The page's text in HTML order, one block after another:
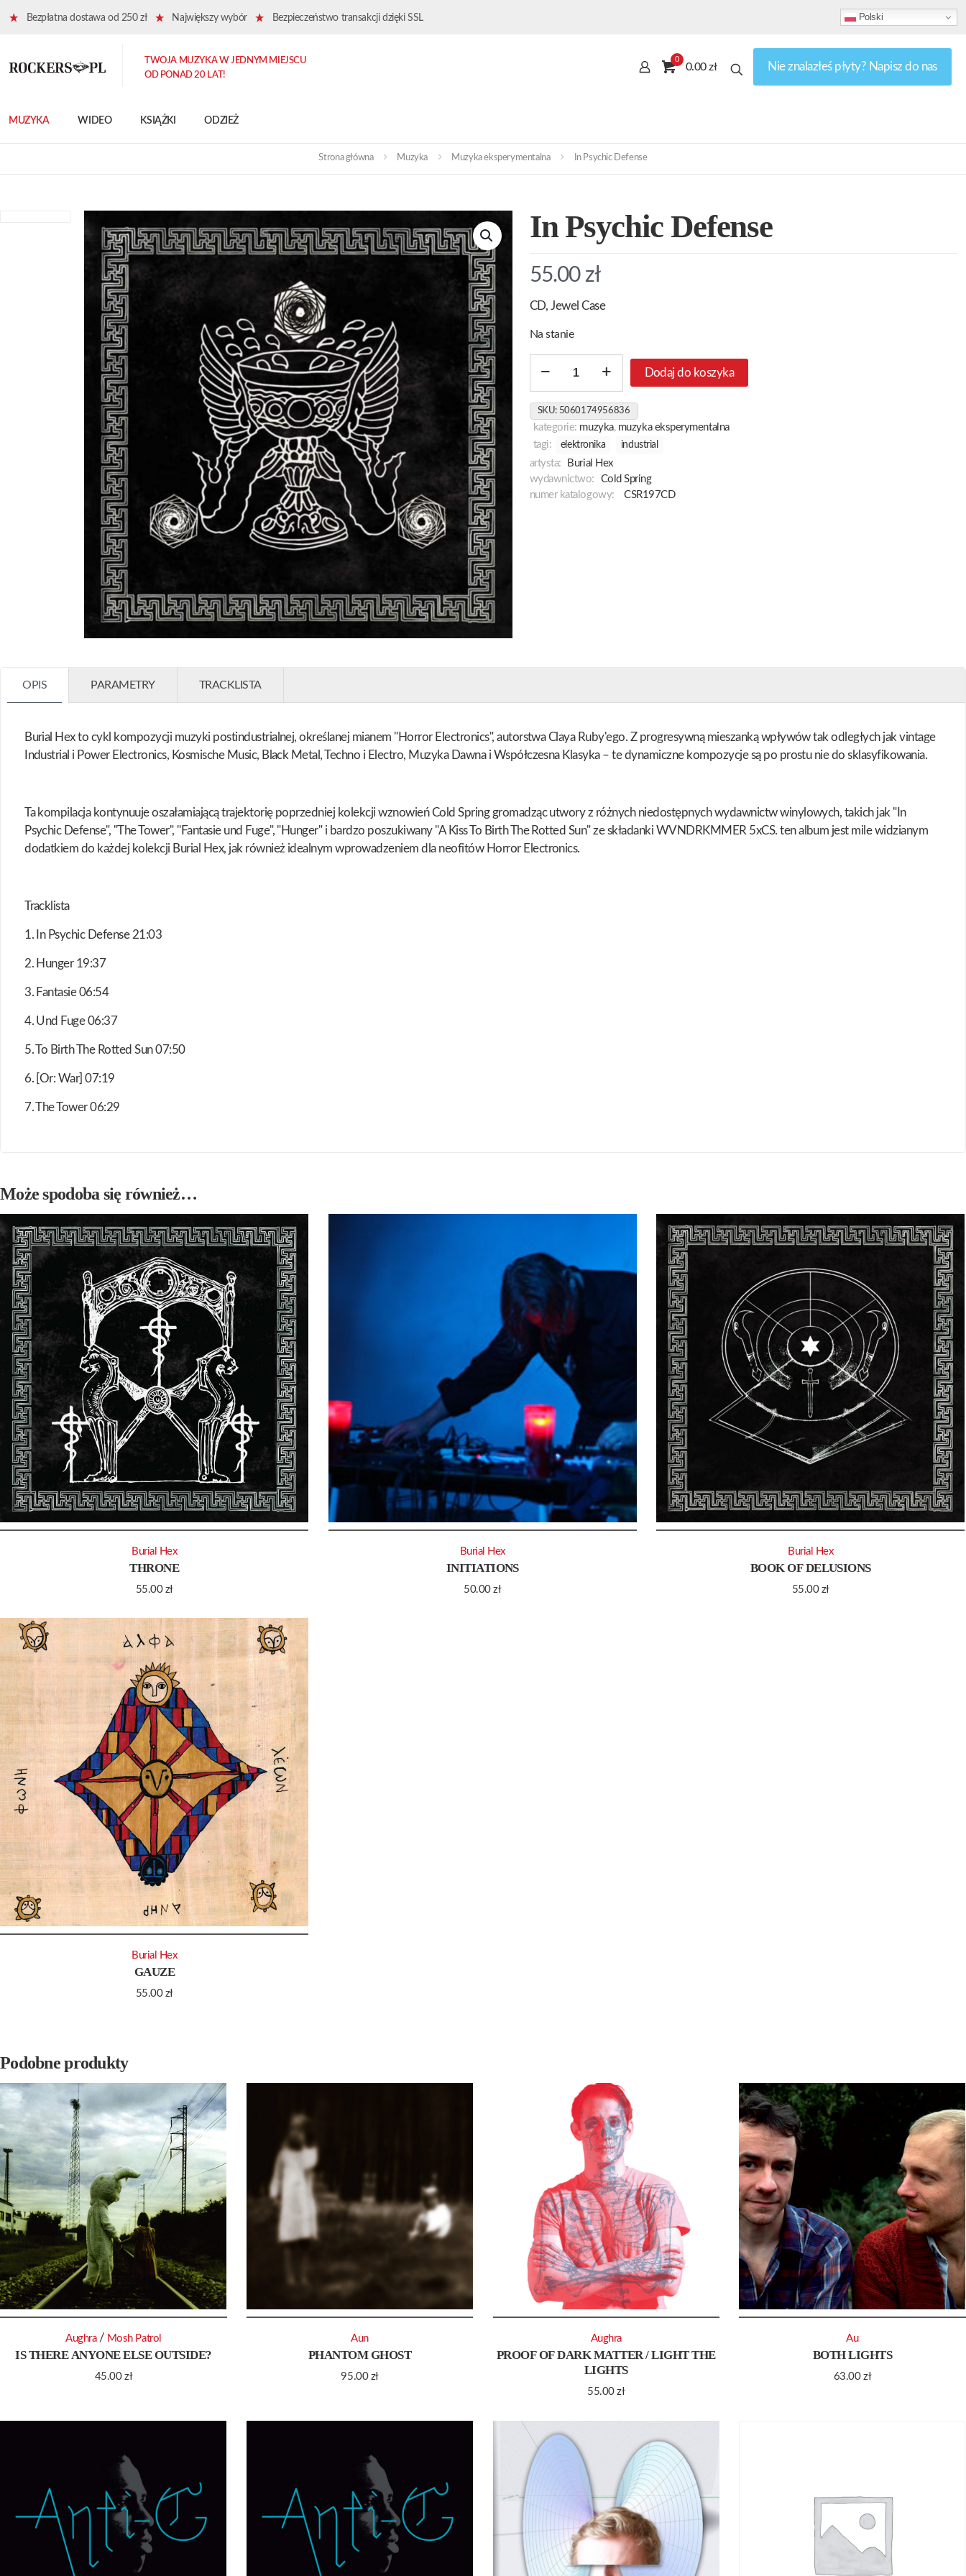
Bezpłatna dostawa od 250 zł Największy wybór Bezpieczeństwo transakcji dzięki SSL Polski
MUZYKA WIDEO KSIĄŻKI ODZIEŻ
TWOJA MUZYKA W JEDNYM MIEJSCU
OD PONAD 20 LAT!
0
0.00 zł Nie znalazłeś płyty? Napisz do nas
Strona główna Muzyka Muzyka eksperymentalna In Psychic Defense
In Psychic Defense
55.00 zł
CD, Jewel Case
Na stanie
Defense
Dodaj do koszyka
SKU: 5060174956836
kategorie: muzyka, muzyka eksperymentalna
tagi:
elektronika industrial
artysta:
Burial Hex
wydawnictwo:
Cold Spring
numer katalogowy:
CSR197CD
OPIS PARAMETRY TRACKLISTA
Burial Hex to cykl kompozycji muzyki postindustrialnej, określanej mianem "Horror Electronics", autorstwa Claya Ruby'ego. Z progresywną mieszanką wpływów tak odległych jak vintage
Industrial i Power Electronics, Kosmische Music, Black Metal, Techno i Electro, Muzyka Dawna i Współczesna Klasyka – te dynamiczne kompozycje są po prostu nie do sklasyfikowania.
Ta kompilacja kontynuuje oszałamiającą trajektorię poprzedniej kolekcji wznowień Cold Spring gromadząc utwory z różnych niedostępnych wydawnictw winylowych, takich jak "In
Psychic Defense", "The Tower", "Fantasie und Fuge", "Hunger" i bardzo poszukiwany "A Kiss To Birth The Rotted Sun" ze składanki WVNDRKMMER 5xCS. ten album jest mile widzianym
dodatkiem do każdej kolekcji Burial Hex, jak również idealnym wprowadzeniem dla neofitów Horror Electronics.
Tracklista
1. In Psychic Defense 21:03
2. Hunger 19:37
3. Fantasie 06:54
4. Und Fuge 06:37
5. To Birth The Rotted Sun 07:50
6. [Or: War] 07:19
7. The Tower 06:29
Może spodoba się również…
THRONE
55.00 zł
Burial Hex
INITIATIONS
50.00zł
Burial Hex
BOOK OF DELUSIONS
55.00 zł
Burial Hex
GAUZE
55.00 zł
Burial Hex
Podobne produkty
IS THERE ANYONE ELSE OUTSIDE?
45.00zł
Aughra / Mosh Patrol
PHANTOM GHOST
95.00 zł
Aun
PROOF OF DARK MATTER / LIGHT THE
LIGHTS
55.00zł
Aughra
BOTH LIGHTS
63.00zł
Au